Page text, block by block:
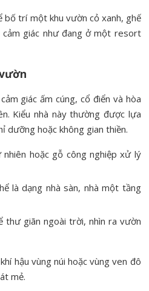
bố trí một khu vườn cỏ xanh, ghế
giác như đang ở một resort
giác ấm cúng, cổ điển và hòa
Kiểu nhà này thường được lựa
dưỡng hoặc không gian thiền.
hoặc gỗ công nghiệp xử lý
là dạng nhà sàn, nhà một tầng
thư giãn ngoài trời, nhìn ra vườn
hậu vùng núi hoặc vùng ven đô
mẻ.